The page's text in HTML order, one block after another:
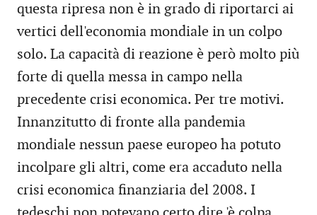
questa ripresa non è in grado di riportarci ai
vertici dell'economia mondiale in un colpo
solo. La capacità di reazione è però molto più
forte di quella messa in campo nella
precedente crisi economica. Per tre motivi.
Innanzitutto di fronte alla pandemia
mondiale nessun paese europeo ha potuto
incolpare gli altri, come era accaduto nella
crisi economica finanziaria del 2008. I